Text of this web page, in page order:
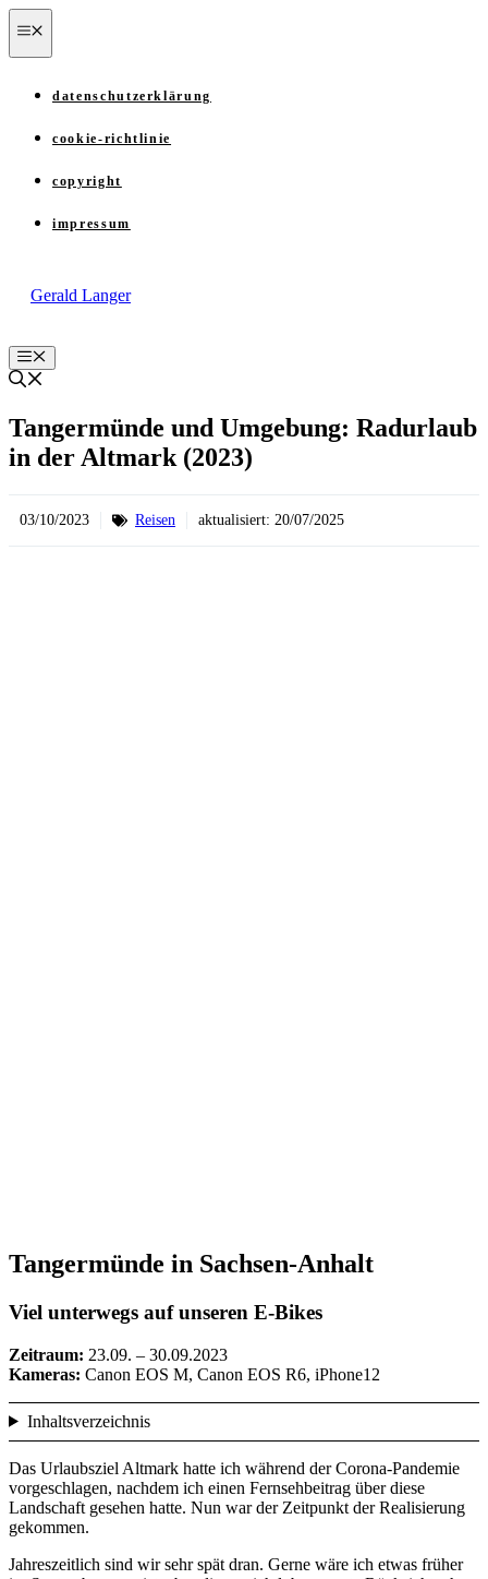
Zum
Inhalt
springen
datenschutzerklärung
cookie-richtlinie
copyright
impressum
Gerald Langer
Menü
Tangermünde und Umgebung: Radurlaub
in der Altmark (2023)
03/10/2023 Reisen aktualisiert: 20/07/2025
Tangermünde in Sachsen-Anhalt
Viel unterwegs auf unseren E-Bikes
Zeitraum: 23.09. – 30.09.2023
Kameras: Canon EOS M, Canon EOS R6, iPhone12
Inhaltsverzeichnis
Das Urlaubsziel Altmark hatte ich während der Corona-Pandemie
vorgeschlagen, nachdem ich einen Fernsehbeitrag über diese
Landschaft gesehen hatte. Nun war der Zeitpunkt der Realisierung
gekommen.
Jahreszeitlich sind wir sehr spät dran. Gerne wäre ich etwas früher